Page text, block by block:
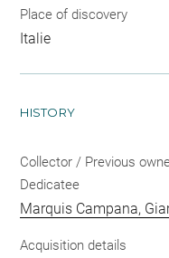
Place of discovery
Italie
HISTORY
Collector / Previous
Dedicatee
Marquis Campana,
Acquisition details